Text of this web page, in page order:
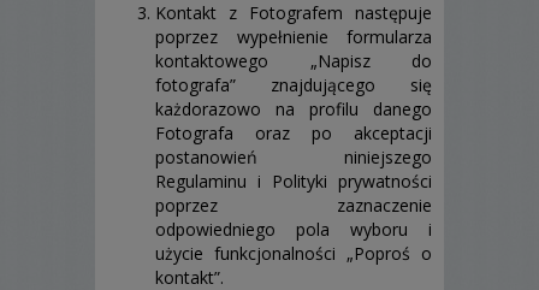
Kontakt z Fotografem następuje
poprzez wypełnienie formularza
kontaktowego „Napisz do
fotografa” znajdującego się
każdorazowo na profilu danego
Fotografa oraz po akceptacji
postanowień niniejszego
Regulaminu i Polityki prywatności
poprzez zaznaczenie
odpowiedniego pola wyboru i
użycie funkcjonalności „Poproś o
kontakt”.